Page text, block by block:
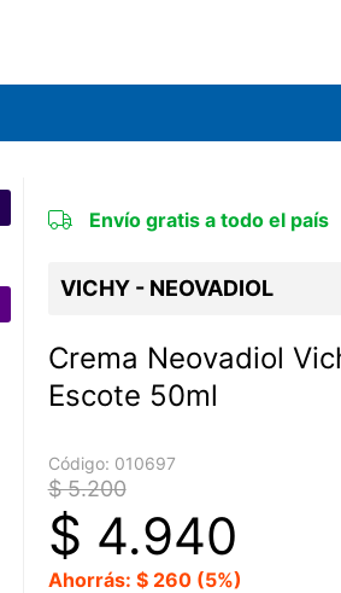
Envío gratis a todo el país
VICHY - NEOVADIOL
Crema Neovadiol
Escote 50ml
Código: 010697
$ 5.200
$ 4.940
Ahorrás: $ 260 (5%)